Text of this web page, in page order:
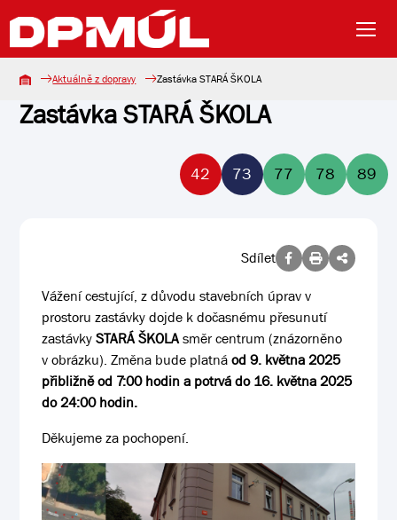
Aktuálně z dopravy Zastávka STARÁ ŠKOLA
Zastávka STARÁ ŠKOLA
42 73 77 78 89
Sdílet
Vážení cestující, z důvodu stavebních úprav v
prostoru zastávky dojde k dočasnému přesunutí
zastávkySTARÁ ŠKOLAsměr centrum (znázorněno
v obrázku). Změna bude platnáod 9. května 2025
přibližně od 7:00 hodin a potrvá do 16. května 2025
do 24:00 hodin.
Děkujeme za pochopení.